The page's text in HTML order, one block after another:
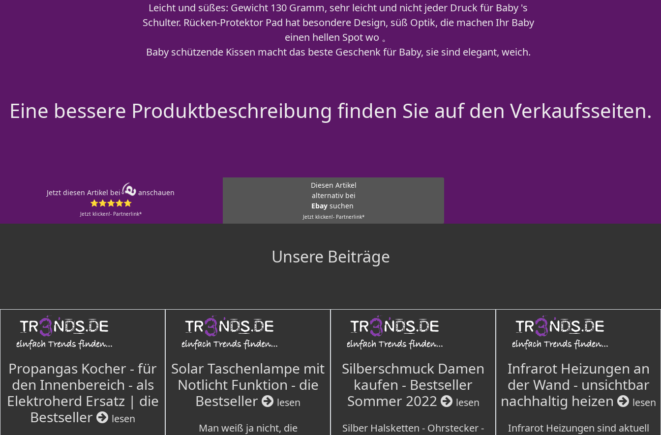
Leicht und süßes: Gewicht 130 Gramm, sehr leicht und nicht jeder Druck für Baby 's
Schulter. Rücken-Protektor Pad hat besondere Design, süß Optik, die machen Ihr Baby
einen hellen Spot wo 。
Baby schützende Kissen macht das beste Geschenk für Baby, sie sind elegant, weich.
Eine bessere Produktbeschreibung finden Sie auf den Verkaufsseiten.
Jetzt diesen Artikel bei
anschauen
⭐⭐⭐⭐⭐
Jetzt klicken!- Partnerlink*
Diesen Artikel
alternativ bei
Ebay suchen
Jetzt klicken!- Partnerlink*
Unsere Beiträge
Propangas Kocher - für
den Innenbereich - als
Elektroherd Ersatz | die
Bestseller
lesen
Solar Taschenlampe mit
Notlicht Funktion - die
Bestseller
lesen
Man weiß ja nicht, die
Silberschmuck Damen
kaufen - Bestseller
Sommer 2022
lesen
Silber Halsketten - Ohrstecker -
Infrarot Heizungen an
der Wand - unsichtbar
nachhaltig heizen
lesen
Infrarot Heizungen sind aktuell